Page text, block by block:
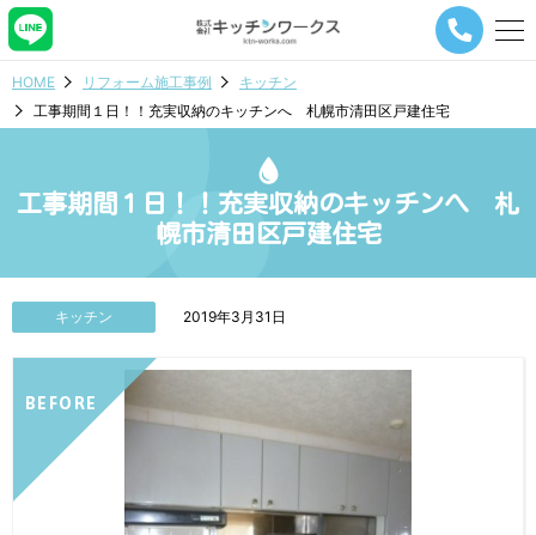
メ
ナ
ー
シ
ボ
HOME リフォーム施工事例
キッチン
工事期間１日！！充実収納のキッチンへ 札幌市清田区戸建住宅
工事期間１日！！充実収納のキッチンへ 札
幌市清田区戸建住宅
キッチン 2019年3月31日
BEFORE